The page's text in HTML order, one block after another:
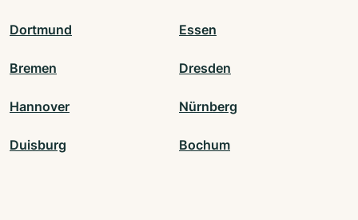
Dortmund Essen
Bremen Dresden
Hannover Nürnberg
Duisburg Bochum